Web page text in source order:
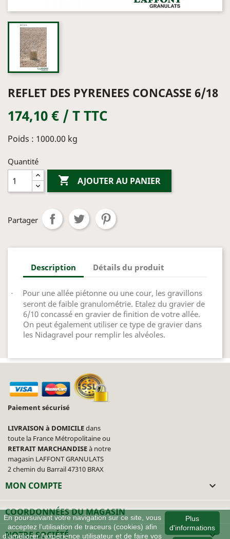
REFLET DES PYRENEES CONCASSE 6/18
174,10 € / T TTC
Poids : 1000.00 kg
Quantité
 AJOUTER AU PANIER
Partager
Description Détails du produit
·
Pour une allée piétonne ou une cour, les gravillons
seront de faible granulométrie. Etalez du gravier de
6/10 concassé en gravier de finition de votre allée.
On peut également utiliser ce type de gravier dans
les Nidagravel pour remplir les alvéoles.
Paiement sécurisé
LIVRAISON à DOMICILEdans
toute la France Métropolitaine ou
RETRAIT MARCHANDISEà notre
magasin LAFFONT GRANULATS
2 chemin du Barrail 47310 BRAX
MON COMPTE 
COORDONNÉES DU MAGASIN
NOTRE SOCIÉTÉ 
En poursuivant votre navigation sur ce site, vous
acceptez l'utilisation de traceurs (cookies) afin
d'améliorer l'expérience utilisateur et de faire vos
Plus
d'informations